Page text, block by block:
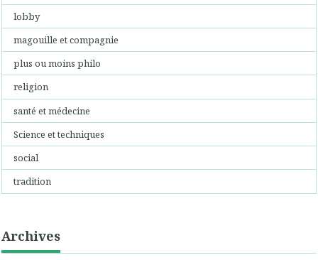
lobby
magouille et compagnie
plus ou moins philo
religion
santé et médecine
Science et techniques
social
tradition
Archives